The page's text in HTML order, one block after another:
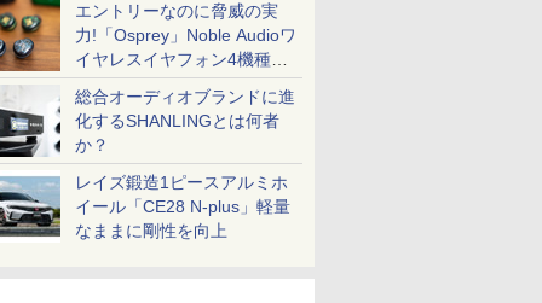
エントリーなのに脅威の実
力!「Osprey」Noble Audioワ
イヤレスイヤフォン4機種を
一気に聴く
総合オーディオブランドに進
化するSHANLINGとは何者
か？
レイズ鍛造1ピースアルミホ
イール「CE28 N-plus」軽量
なままに剛性を向上